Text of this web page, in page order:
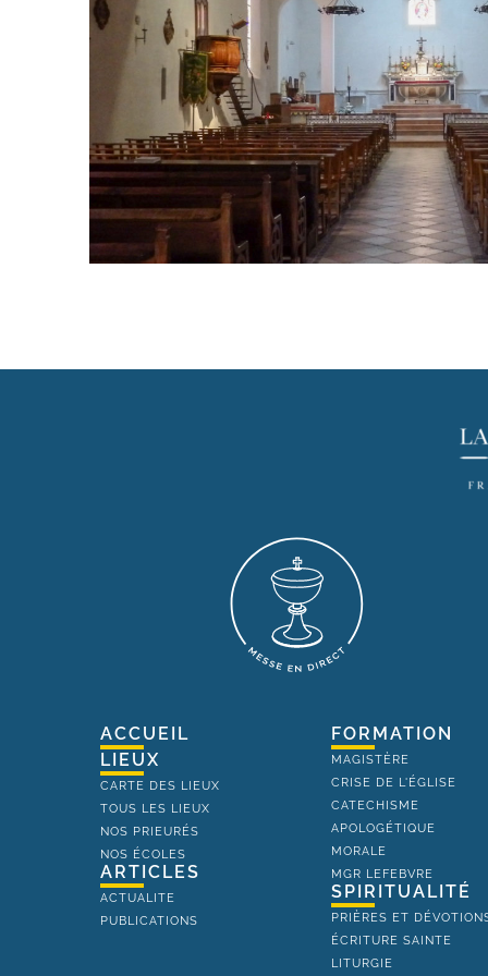
ACCUEIL
LIEUX
CARTE DES LIEUX
TOUS LES LIEUX
NOS PRIEURÉS
NOS ÉCOLES
ARTICLES
ACTUALITE
PUBLICATIONS
FORMATION
MAGISTÈRE
CRISE DE L'ÉGLISE
CATECHISME
APOLOGÉTIQUE
MORALE
MGR LEFEBVRE
SPIRITUALITÉ
PRIÈRES ET
ÉCRITURE SAINTE
LITURGIE